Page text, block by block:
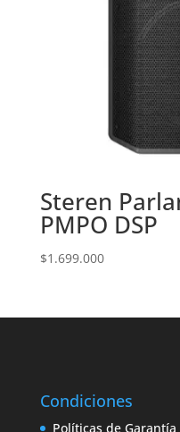
Steren
PMPO DSP
$1.699.000
Condiciones
Políticas de Garantía